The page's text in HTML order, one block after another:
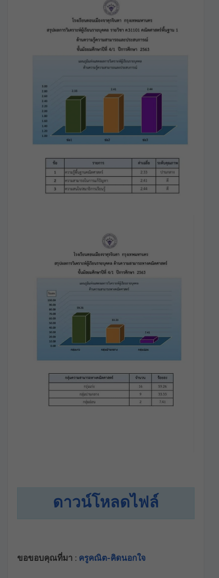
ดาวน์โหลดไฟล์
ขอขอบคุณที่มา : ครูคณิต-คิดนอกใจ